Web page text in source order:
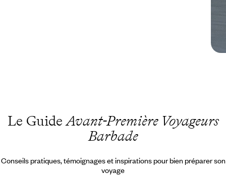
Le GuideAvant-Première Voyageurs
Barbade
Conseils pratiques, témoignages et inspirations pour bien préparer son
voyage